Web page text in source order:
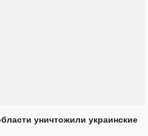
уничтожили украинские